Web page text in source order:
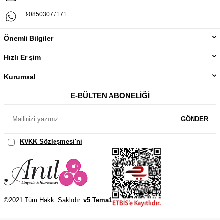
+908503077171
Önemli Bilgiler
Hızlı Erişim
Kurumsal
E-BÜLTEN ABONELIĞI
GÖNDER
KVKK Sözleşmesi'ni
©2021 Tüm Hakkı Saklıdır. v5 Tema1